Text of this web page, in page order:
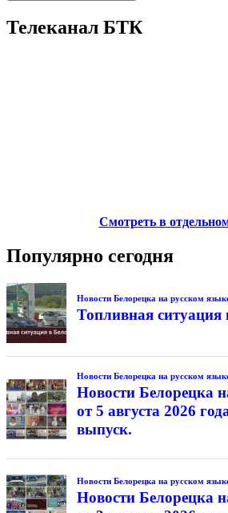
Телеканал БТК
Смотреть в
Популярно сегодня
Новости Белорецка на русском
Топливная ситуация
Новости Белорецка на русском
Новости Белорецка
от 5 августа 2026
выпуск.
Новости Белорецка на русском
Новости Белорецка